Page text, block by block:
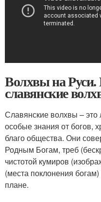
Волхвы на Руси.
славянские
Славянские волхвы –
особые знания от богов,
благо общества. Они
Родным Богам, треб
чистотой кумиров
(места поклонения
плане.